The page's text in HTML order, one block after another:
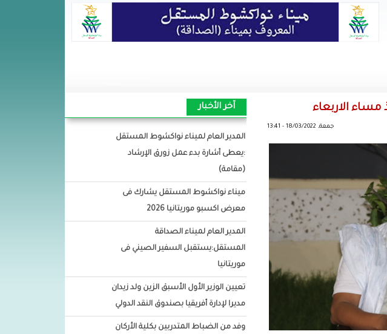
الاربعاء
جمعة, 18/03/2022 - 13:41
آخر الأخبار
المدير العام لميناء نواكشوط المستقل
:يعطى أشارة بدء عمل زورق الإرشاد
(مقامة)
ميناء نواكشوط المستقل يشارك فى
معرض اكسبو موريتانيا 2026
المدير العام لميناء الصداقة
المستقل:يستقبل السفير الصيني فى
موريتانيا
تعيين الوزير الأول الأسبق الزين ولد زيدان
مديرا لإدارة أفريقيا بصندوق النقد الدولي
وفد من الضباط المتدربين بكلية الأركان